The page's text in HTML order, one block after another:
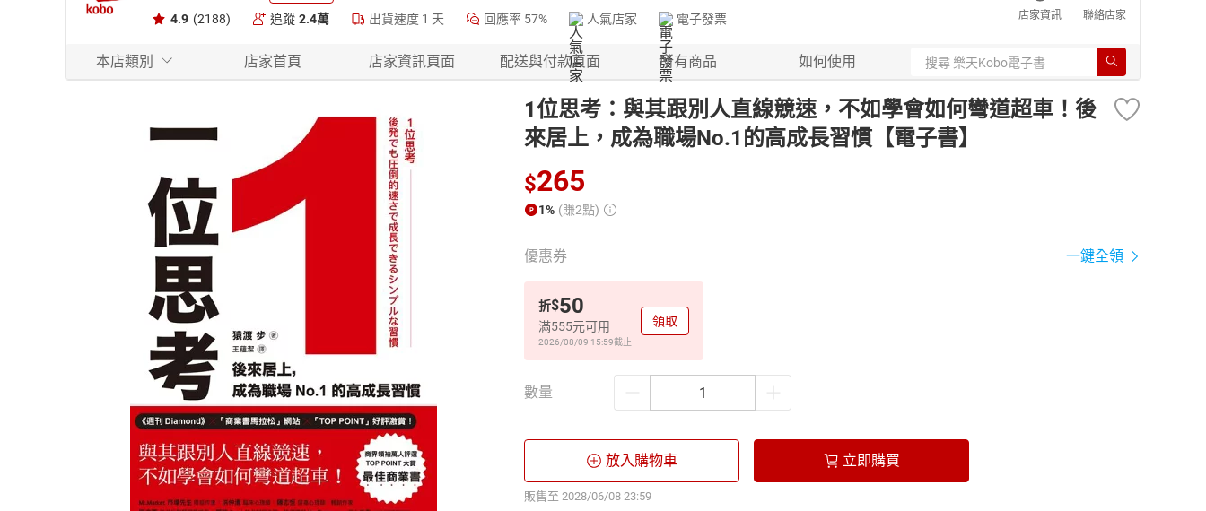
4.9 (2188) 追蹤 2.4萬 出貨速度 1 天 回應率 57% 人氣店家 電子發票 店家資訊 聯絡店家
本店類別 店家首頁 店家資訊頁面 配送與付款頁面 所有商品 如何使用
1位思考：與其跟別人直線競速，不如學會如何彎道超車！後
來居上，成為職場No.1的高成長習慣【電子書】
$265
1% (賺2點)
優惠券 一鍵全領
折$50
滿555元可用
2026/08/09 15:59截止
領取
數量
放入購物車 立即購買
販售至 2028/06/08 23:59